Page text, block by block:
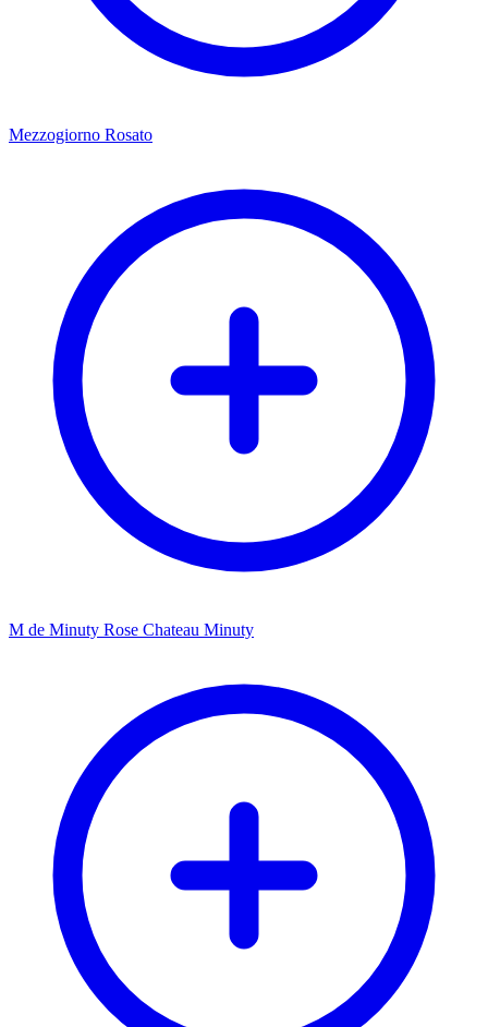
Mezzogiorno Rosato
M de Minuty Rose Chateau Minuty